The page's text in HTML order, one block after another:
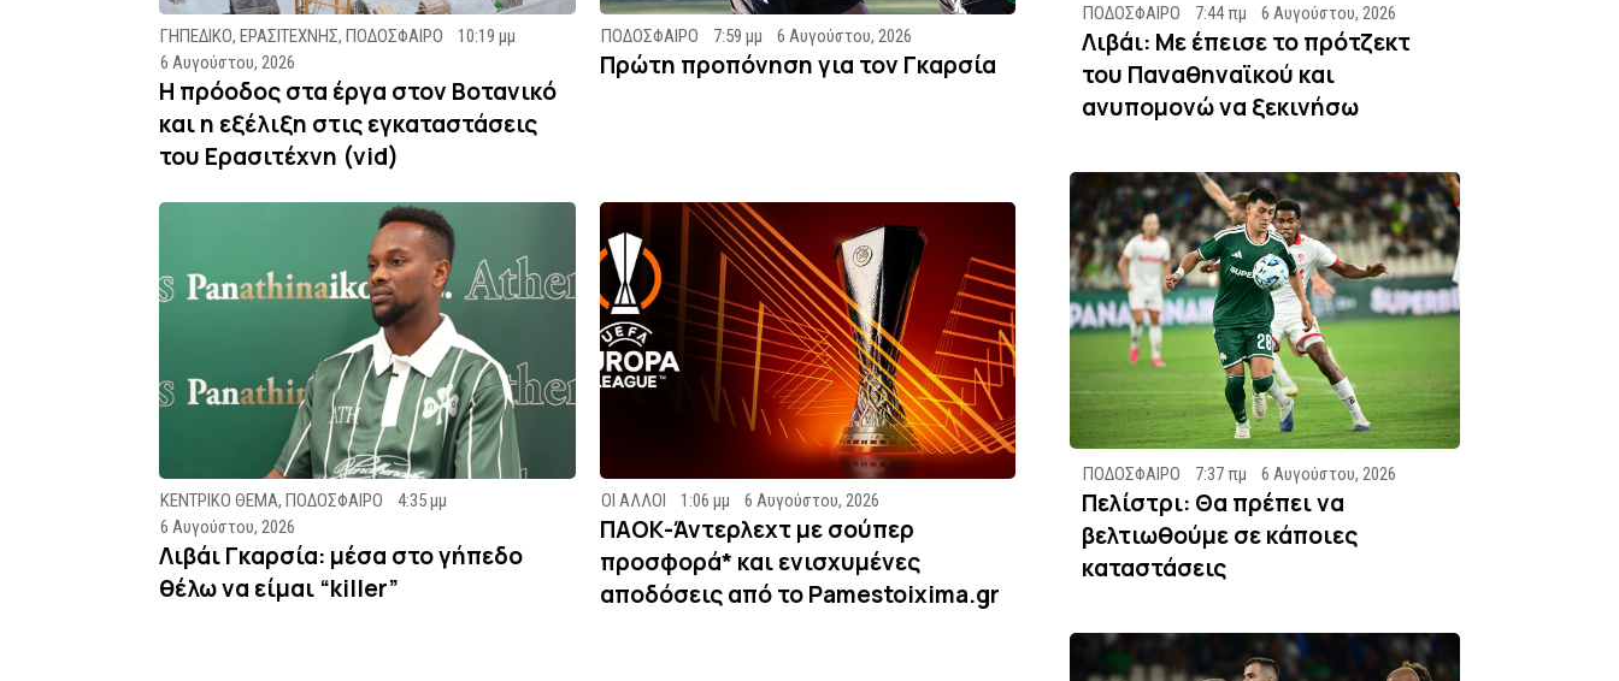
ΓΗΠΕΔΙΚΟ, ΕΡΑΣΙΤΕΧΝΗΣ, ΠΟΔΟΣΦΑΙΡΟ
10:19 μμ
6 Αυγούστου, 2026
Η πρόοδος στα έργα στον Βοτανικό
και η εξέλιξη στις εγκαταστάσεις
του Ερασιτέχνη (vid)
ΠΟΔΟΣΦΑΙΡΟ 7:59 μμ 6 Αυγούστου, 2026
Πρώτη προπόνηση για τον Γκαρσία
ΚΕΝΤΡΙΚΟ ΘΕΜΑ, ΠΟΔΟΣΦΑΙΡΟ
4:35 μμ
6 Αυγούστου, 2026
Λιβάι Γκαρσία: μέσα στο γήπεδο
θέλω να είμαι “killer”
ΟΙ ΑΛΛΟΙ 1:06 μμ 6 Αυγούστου, 2026
ΠΑΟΚ-Άντερλεχτ με σούπερ
προσφορά* και ενισχυμένες
αποδόσεις από το Pamestoixima.gr
ΠΟΔΟΣΦΑΙΡΟ 7:44 πμ 6 Αυγούστου, 2026
Λιβάι: Με έπεισε το πρότζεκτ
του Παναθηναϊκού και
ανυπομονώ να ξεκινήσω
ΠΟΔΟΣΦΑΙΡΟ 7:37 πμ 6 Αυγούστου, 2026
Πελίστρι: Θα πρέπει να
βελτιωθούμε σε κάποιες
καταστάσεις